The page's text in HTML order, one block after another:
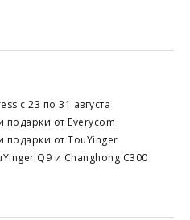
с 23 по 31 августа
подарки от Everycom
подарки от TouYinger
Q9 и Changhong C300